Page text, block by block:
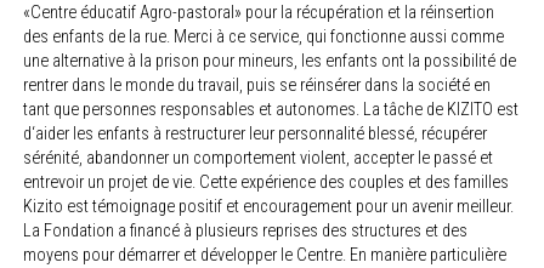
«Centre éducatif Agro-pastoral» pour la récupération et la réinsertion
des enfants de la rue. Merci à ce service, qui fonctionne aussi comme
une alternative à la prison pour mineurs, les enfants ont la possibilité de
rentrer dans le monde du travail, puis se réinsérer dans la société en
tant que personnes responsables et autonomes. La tâche de KIZITO est
d‘aider les enfants à restructurer leur personnalité blessé, récupérer
sérénité, abandonner un comportement violent, accepter le passé et
entrevoir un projet de vie. Cette expérience des couples et des familles
Kizito est témoignage positif et encouragement pour un avenir meilleur.
La Fondation a financé à plusieurs reprises des structures et des
moyens pour démarrer et développer le Centre. En manière particulière